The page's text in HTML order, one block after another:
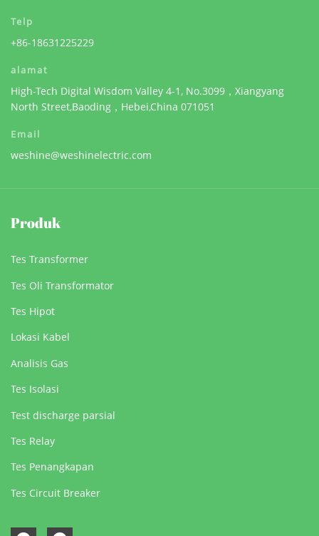
Telp
+86-18631225229
alamat
High-Tech Digital Wisdom Valley 4-1, No.3099，Xiangyang
North Street,Baoding，Hebei,China 071051
Email
weshine@weshinelectric.com
Produk
Tes Transformer
Tes Oli Transformator
Tes Hipot
Lokasi Kabel
Analisis Gas
Tes Isolasi
Test discharge parsial
Tes Relay
Tes Penangkapan
Tes Circuit Breaker